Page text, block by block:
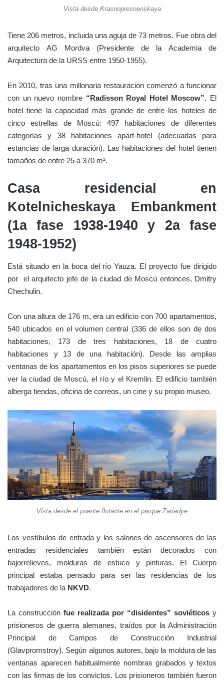
Vista desde Krasnopresnenskaya
Tiene 206 metros, incluida una aguja de 73 metros. Fue obra del
arquitecto AG Mordva (Presidente de la Academia de
Arquitectura de la URSS entre 1950-1955).
En 2010, tras una millonaria restauración comenzó a funcionar
con un nuevo nombre “Radisson Royal Hotel Moscow”. El
hotel tiene la capacidad más grande de entre los hoteles de
cinco estrellas de Moscú: 497 habitaciones de diferentes
categorías y 38 habitaciones apart-hotel (adecuadas para
estancias de larga duración). Las habitaciones del hotel tienen
tamaños de entre 25 a 370 m².
Casa residencial en
Kotelnicheskaya Embankment
(1a fase 1938-1940 y 2a fase
1948-1952)
Está situado en la boca del río Yauza. El proyecto fue dirigido
por elarquitecto jefe de la ciudad de Moscú entonces, Dmitry
Chechulin.
Con una altura de 176 m, era un edificio con 700 apartamentos,
540 ubicados en el volumen central (336 de ellos son de dos
habitaciones, 173 de tres habitaciones, 18 de cuatro
habitaciones y 13 de una habitación). Desde las amplias
ventanas de los apartamentos en los pisos superiores se puede
ver la ciudad de Moscú, el río y el Kremlin. El edificio también
alberga tiendas, oficina de correos, un cine y su propio museo.
Vista desde el puente flotante en el parque Zariadye
Los vestíbulos de entrada y los salones de ascensores de las
entradas residenciales también están decorados con
bajorrelieves, molduras de estuco y pinturas. El Cuerpo
principal estaba pensado para ser las residencias de los
trabajadores de la NKVD.
La construcción fue realizada por “disidentes” soviéticos y
prisioneros de guerra alemanes, traídos por la Administración
Principal de Campos de Construcción Industrial
(Glavpromstroy). Según algunos autores, bajo la moldura de las
ventanas aparecen habitualmente nombras grabados y textos
con las firmas de los convictos. Los prisioneros también fueron